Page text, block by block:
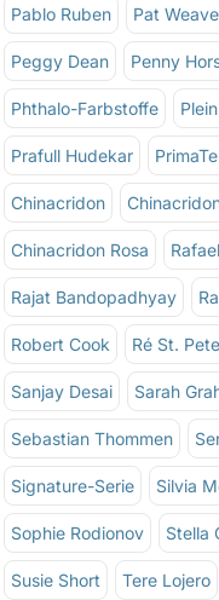
Pablo Ruben Pat
Peggy Dean Penny
Phthalo-Farbstoffe
Prafull Hudekar
Chinacridon
Chinacridon Rosa
Rajat Bandopadhyay
Robert Cook Ré St.
Sanjay Desai Sarah
Sebastian Thommen
Signature-Serie Silvia
Sophie Rodionov Stella
Susie Short Tere Lojero